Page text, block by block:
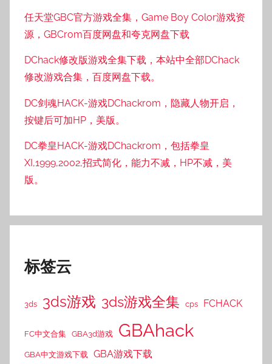
任天堂GBC官方游戏全集，Game Boy Color游戏资
源，GBCrom百度网盘和夸克网盘下载
DChack修改版游戏全集下载，本站中全部DChack
修改游戏合集，百度网盘下载。
DC剑魂HACK-游戏DChackrom，隐藏人物开启，
按键后可加HP，美版。
DC拳皇HACK-游戏DChackrom，包括拳皇
XI,1999,2002,招式简化，能力不减，HP不减，美
版。
标签云
3ds 3ds游戏 3ds游戏全集 cps FCHACK
FC中文合集 GBA3d游戏 GBAhack
GBA中文游戏下载 GBA游戏下载